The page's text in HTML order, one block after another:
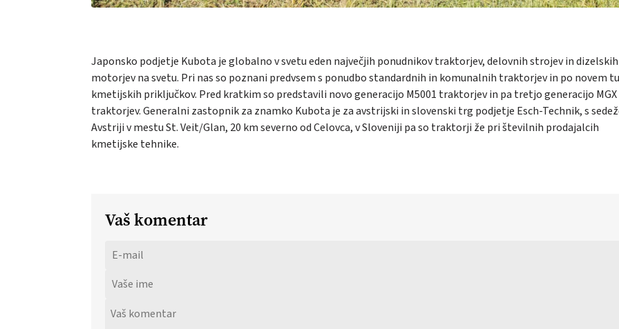
Japonsko podjetje Kubota je globalno v svetu eden največjih ponudnikov traktorjev, delovnih strojev in dizelskih
motorjev na svetu. Pri nas so poznani predvsem s ponudbo standardnih in komunalnih traktorjev in po novem
kmetijskih priključkov. Pred kratkim so predstavili novo generacijo M5001 traktorjev in pa tretjo generacijo MGX
traktorjev. Generalni zastopnik za znamko Kubota je za avstrijski in slovenski trg podjetje Esch-Technik, s
Avstriji v mestu St. Veit/Glan, 20 km severno od Celovca, v Sloveniji pa so traktorji že pri številnih prodajalcih
kmetijske tehnike.
Vaš komentar